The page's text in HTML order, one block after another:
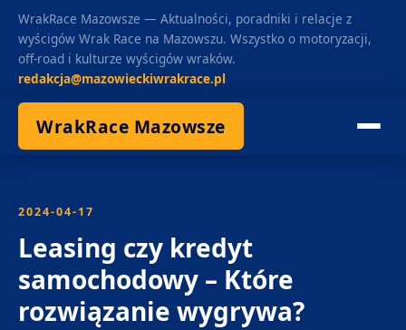
WrakRace Mazowsze — Aktualności, poradniki i relacje z
wyścigów Wrak Race na Mazowszu. Wszystko o motoryzacji,
off-road i kulturze wyścigów wraków.
redakcja@mazowieckiwrakrace.pl
WrakRace Mazowsze
2024-04-17
Leasing czy kredyt
samochodowy – Które
rozwiązanie wygrywa?